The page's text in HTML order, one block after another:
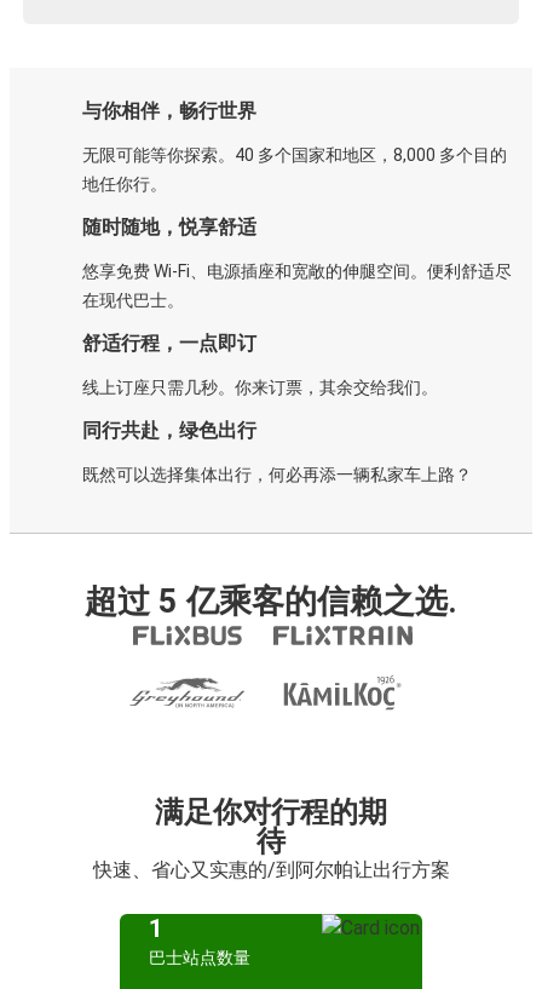
与你相伴，畅行世界
无限可能等你探索。40 多个国家和地区，8,000 多个目的
地任你行。
随时随地，悦享舒适
悠享免费 Wi-Fi、电源插座和宽敞的伸腿空间。便利舒适尽
在现代巴士。
舒适行程，一点即订
线上订座只需几秒。你来订票，其余交给我们。
同行共赴，绿色出行
既然可以选择集体出行，何必再添一辆私家车上路？
超过 5 亿乘客的信赖之选.
满足你对行程的期
待
快速、省心又实惠的/到阿尔帕让出行方案
1
巴士站点数量